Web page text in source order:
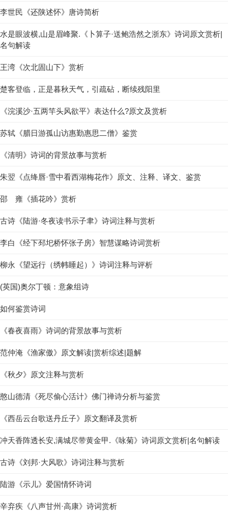
李世民《还陕述怀》唐诗简析
水是眼波横,山是眉峰聚.《卜算子·送鲍浩然之浙东》诗词原文赏析|
名句解读
王湾《次北固山下》赏析
楚客登临，正是暮秋天气，引疏砧，断续残阳里
《浣溪沙·五两竿头风欲平》表达什么?原文及赏析
苏轼《腊日游孤山访惠勤惠思二僧》鉴赏
《清明》诗词的背景故事与赏析
朱翌《点绛唇·雪中看西湖梅花作》原文、注释、译文、鉴赏
邵 雍《插花吟》赏析
古诗《陆游·冬夜读书示子聿》诗词注释与赏析
李白《经下邳圯桥怀张子房》智慧谋略诗词赏析
柳永《望远行（绣帏睡起）》诗词注释与评析
(英国)奥尔丁顿：意象组诗
如何鉴赏诗词
《春夜喜雨》诗词的背景故事与赏析
范仲淹《渔家傲》原文解读|赏析综述|题解
《秋夕》原文注释与赏析
憨山德清《死尽偷心活计》佛门禅诗分析与鉴赏
《西岳云台歌送丹丘子》原文翻译及赏析
冲天香阵透长安,满城尽带黄金甲.《咏菊》诗词原文赏析|名句解读
古诗《刘邦·大风歌》诗词注释与赏析
陆游《示儿》爱国情怀诗词
辛弃疾《八声甘州·高康》诗词赏析